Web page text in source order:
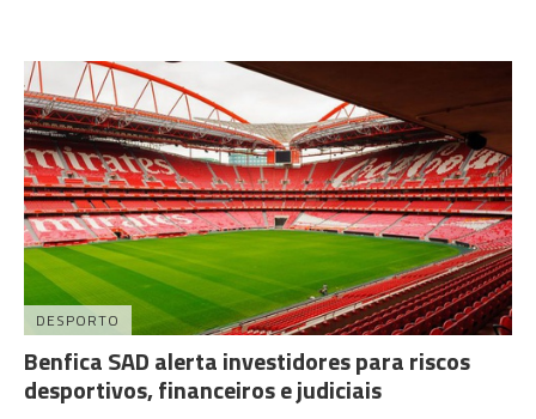
DESPORTO
Benfica SAD alerta investidores para riscos
desportivos, financeiros e judiciais